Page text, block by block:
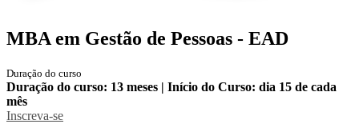
MBA em Gestão de Pessoas - EAD
Duração do curso
Duração do curso: 13 meses | Início do Curso: dia 15 de cada
mês
Inscreva-se